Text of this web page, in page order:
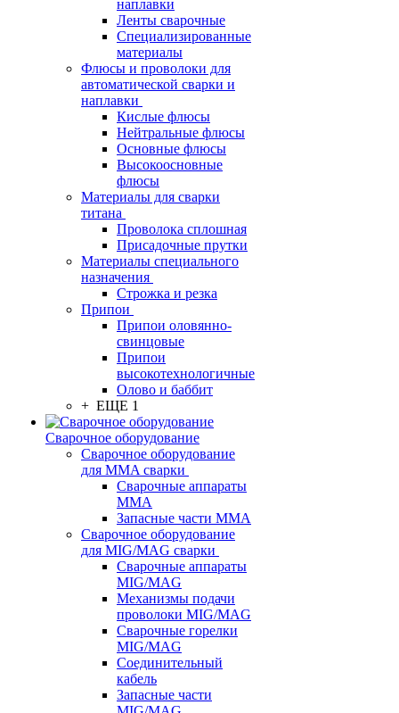
наплавки
Ленты сварочные
Специализированные
материалы
Флюсы и проволоки для
автоматической сварки и
наплавки
Кислые флюсы
Нейтральные флюсы
Основные флюсы
Высокоосновные
флюсы
Материалы для сварки
титана
Проволока сплошная
Присадочные прутки
Материалы специального
назначения
Строжка и резка
Припои
Припои оловянно-
свинцовые
Припои
высокотехнологичные
Олово и баббит
+ ЕЩЕ 1
Сварочное оборудование
Сварочное оборудование
для MMA сварки
Сварочные аппараты
MMA
Запасные части MMA
Сварочное оборудование
для MIG/MAG сварки
Сварочные аппараты
MIG/MAG
Механизмы подачи
проволоки MIG/MAG
Сварочные горелки
MIG/MAG
Соединительный
кабель
Запасные части